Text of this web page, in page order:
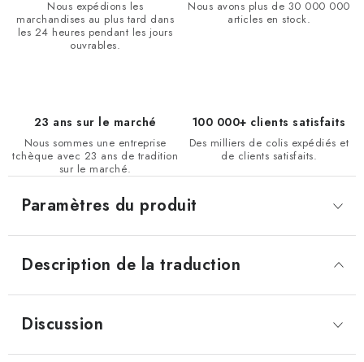
Nous expédions les
marchandises au plus tard dans
les 24 heures pendant les jours
ouvrables.
Nous avons plus de 30 000 000
articles en stock.
23 ans sur le marché
Nous sommes une entreprise
tchèque avec 23 ans de tradition
sur le marché.
100 000+ clients satisfaits
Des milliers de colis expédiés et
de clients satisfaits.
Description de la traduction
Paramètres du produit
Discussion